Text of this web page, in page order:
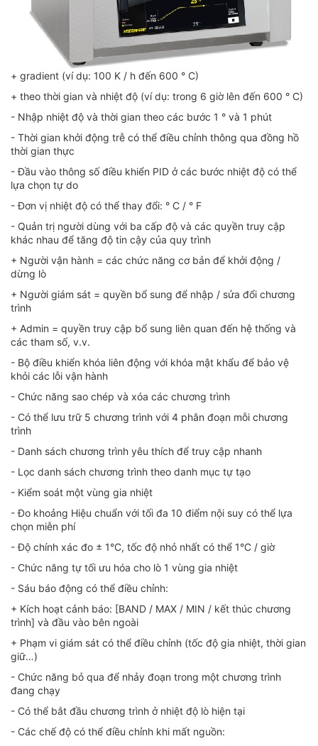
+ gradient (ví dụ: 100 K / h đến 600 ° C)
+ theo thời gian và nhiệt độ (ví dụ: trong 6 giờ lên đến 600 ° C)
- Nhập nhiệt độ và thời gian theo các bước 1 ° và 1 phút
- Thời gian khởi động trễ có thể điều chỉnh thông qua đồng hồ
thời gian thực
- Đầu vào thông số điều khiển PID ở các bước nhiệt độ có thể
lựa chọn tự do
- Đơn vị nhiệt độ có thể thay đổi: ° C / ° F
- Quản trị người dùng với ba cấp độ và các quyền truy cập
khác nhau để tăng độ tin cậy của quy trình
+ Người vận hành = các chức năng cơ bản để khởi động /
dừng lò
+ Người giám sát = quyền bổ sung để nhập / sửa đổi chương
trình
+ Admin = quyền truy cập bổ sung liên quan đến hệ thống và
các tham số, v.v.
- Bộ điều khiển khóa liên động với khóa mật khẩu để bảo vệ
khỏi các lỗi vận hành
- Chức năng sao chép và xóa các chương trình
- Có thể lưu trữ 5 chương trình với 4 phân đoạn mỗi chương
trình
- Danh sách chương trình yêu thích để truy cập nhanh
- Lọc danh sách chương trình theo danh mục tự tạo
- Kiểm soát một vùng gia nhiệt
- Đo khoảng Hiệu chuẩn với tối đa 10 điểm nội suy có thể lựa
chọn miễn phí
- Độ chính xác đo ± 1°C, tốc độ nhỏ nhất có thể 1°C / giờ
- Chức năng tự tối ưu hóa cho lò 1 vùng gia nhiệt
- Sáu báo động có thể điều chỉnh:
+ Kích hoạt cảnh báo: [BAND / MAX / MIN / kết thúc chương
trình] và đầu vào bên ngoài
+ Phạm vi giám sát có thể điều chỉnh (tốc độ gia nhiệt, thời gian
giữ…)
- Chức năng bỏ qua để nhảy đoạn trong một chương trình
đang chạy
- Có thể bắt đầu chương trình ở nhiệt độ lò hiện tại
- Các chế độ có thể điều chỉnh khi mất nguồn: